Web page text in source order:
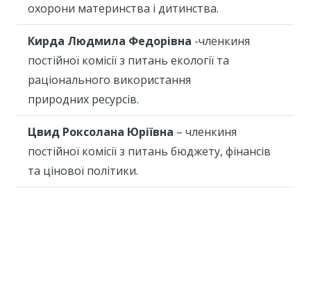
охорони материнства і дитинства.
Кирда Людмила Федорівна -членкиня
постійної комісії з питань екології та
раціонального використання
природних ресурсів.
Цвид Роксолана Юріївна – членкиня
постійної комісії з питань бюджету, фінансів
та цінової політики.